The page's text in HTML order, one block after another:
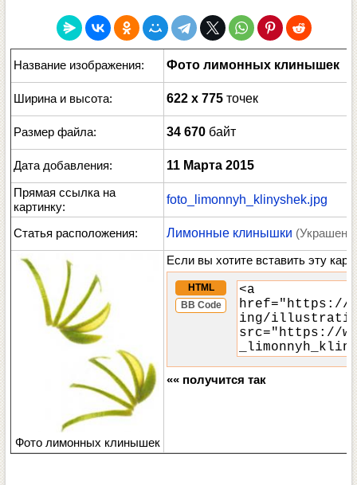
Название изображения: Фото лимонных клинышек
Ширина и высота: 622 x 775 точек
Размер файла: 34 670 байт
Дата добавления:
11 Марта 2015
Прямая ссылка на
картинку:
foto_limonnyh_klinyshek.jpg
Статья расположения: Лимонные клинышки
Фото лимонных клинышек
Если вы хотите вставить эту
HTML
BB Code
«« получится так